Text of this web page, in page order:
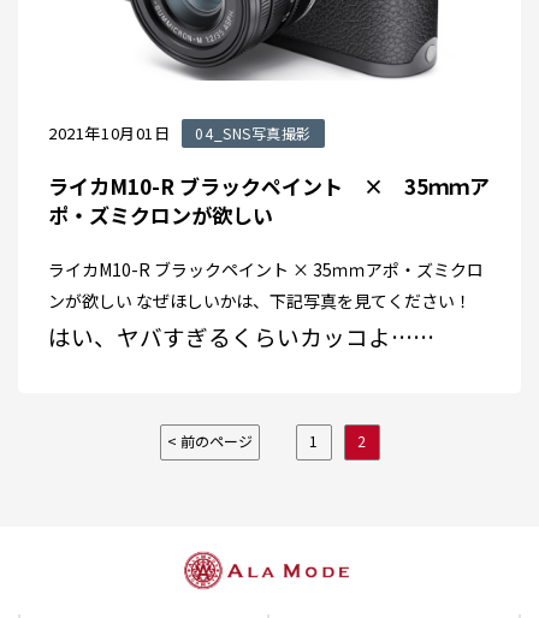
2021年10月01日 04_SNS写真撮影
ライカM10-R ブラックペイント × 35ｍｍア
ポ・ズミクロンが欲しい
ライカM10-R ブラックペイント × 35ｍｍアポ・ズミクロ
ンが欲しい なぜほしいかは、下記写真を見てください！
はい、ヤバすぎるくらいカッコよ……
< 前のページ 1 2